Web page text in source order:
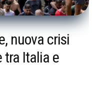
nuova crisi
tra Italia e